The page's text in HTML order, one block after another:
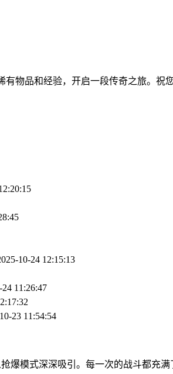
物品和经验，开启一段传奇之旅。祝
10-24 12:15:13
24 11:26:47
23 11:54:54
爆模式深深吸引。每一次的战斗都充